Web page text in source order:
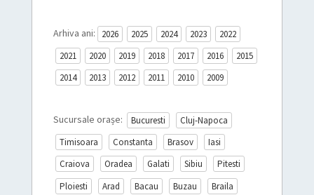
Arhiva ani: 2026 2025 2024 2023
2022
2021
2020 2019 2018 2017 2016
2015
2014
2013 2012 2011 2010 2009
Sucursale orașe: Bucuresti
Cluj-Napoca
Timisoara
Constanta Brasov
Iasi
Craiova
Oradea Galati Sibiu
Pitesti
Ploiesti
Arad Bacau Buzau Braila